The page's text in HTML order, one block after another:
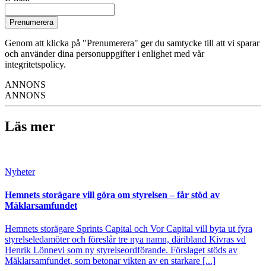
Prenumerera
Genom att klicka på "Prenumerera" ger du samtycke till att vi sparar
och använder dina personuppgifter i enlighet med vår
integritetspolicy.
ANNONS
ANNONS
Läs mer
Nyheter
Hemnets storägare vill göra om styrelsen – får stöd av
Mäklarsamfundet
Hemnets storägare Sprints Capital och Vor Capital vill byta ut fyra
styrelseledamöter och föreslår tre nya namn, däribland Kivras vd
Henrik Lönnevi som ny styrelseordförande. Förslaget stöds av
Mäklarsamfundet, som betonar vikten av en starkare [...]